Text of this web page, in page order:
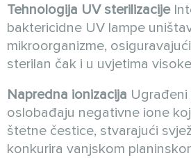
Tehnologija UV sterilizacije
baktericidne UV lampe
mikroorganizme,
sterilan čak i u uvjetima
Napredna ionizacija
oslobađaju negativne ione
štetne čestice, stvarajući
konkurira vanjskom